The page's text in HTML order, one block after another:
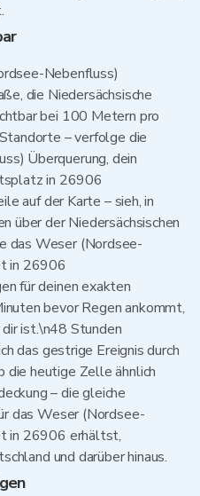
Nebenfluss)
die Niedersächsische
bei 100 Metern pro
– verfolge die
Überquerung, dein
in 26906
auf der Karte – sieh, in
über der Niedersächsischen
das Weser (Nordsee-
in 26906
für deinen exakten
bevor Regen ankommt,
ist.\n48 Stunden
das gestrige Ereignis durch
heutige Zelle ähnlich
– die gleiche
das Weser (Nordsee-
in 26906 erhältst,
und darüber hinaus.